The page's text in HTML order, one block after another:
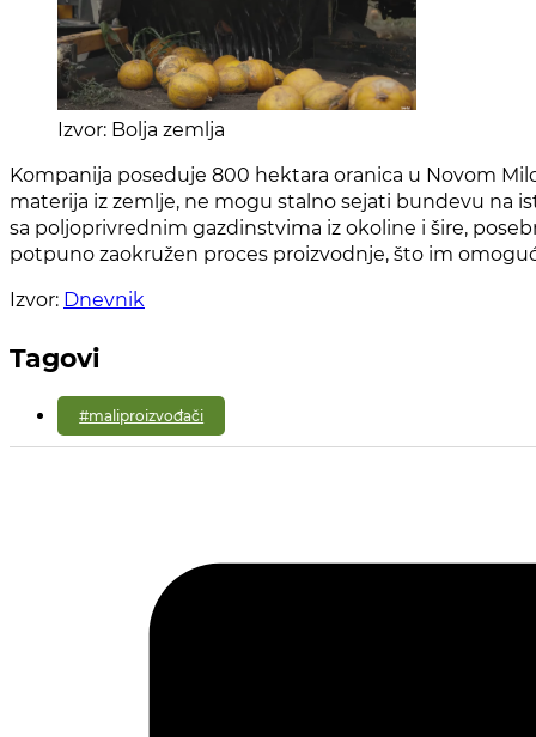
Izvor: Bolja zemlja
Kompanija poseduje 800 hektara oranica u Novom
materija iz zemlje, ne mogu stalno sejati bundevu na
sa poljoprivrednim gazdinstvima iz okoline i šire,
potpuno zaokružen proces proizvodnje, što im
Izvor: Dnevnik
Tagovi
#maliproizvođači